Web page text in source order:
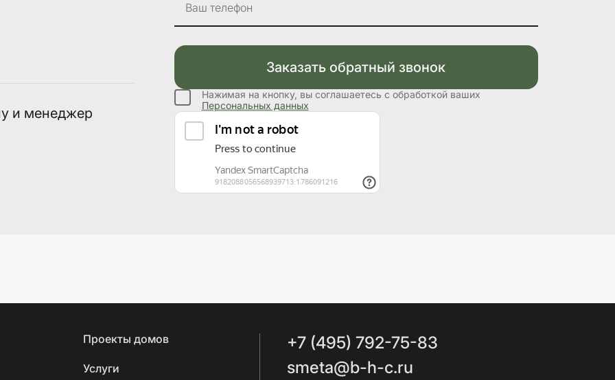
и менеджер
Ваш телефон
Заказать обратный звонок
Нажимая на кнопку, вы соглашаетесь с обработкой ваших
Персональных данных
Проекты домов
Услуги
+7 (495) 792-75-83
smeta@b-h-c.ru